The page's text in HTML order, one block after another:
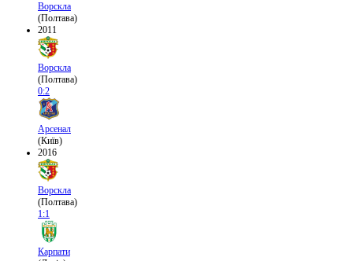
Ворскла
(Полтава)
2011
Ворскла
(Полтава)
0:2
Арсенал
(Київ)
2016
Ворскла
(Полтава)
1:1
Карпати